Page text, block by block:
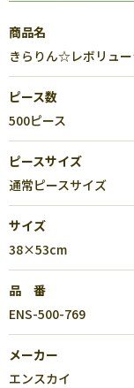
商品名
きらりん☆レボリュ
ピース数
500ピース
ピースサイズ
通常ピースサイズ
サイズ
38×53cm
品 番
ENS-500-769
メーカー
エンスカイ